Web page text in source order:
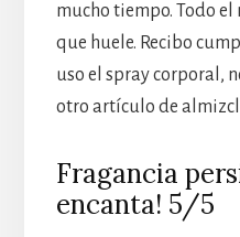
mucho tiempo. Todo
que huele. Recibo
uso el spray corporal,
otro artículo de
Fragancia
encanta! 5/5